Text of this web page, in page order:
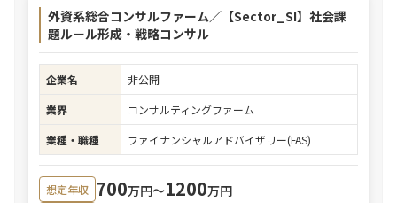
外資系総合コンサルファーム／【Sector_SI】社会課
題ルール形成・戦略コンサル
企業名
非公開
業界
コンサルティングファーム
業種・職種
ファイナンシャルアドバイザリー(FAS)
想定年収 700万円〜1200万円